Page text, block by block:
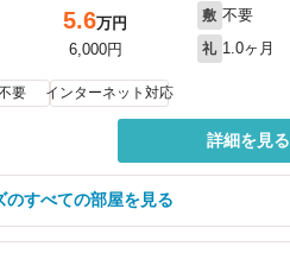
5.6万円
6,000円
敷 不要
礼 1.0ヶ月
要 インターネット対応
詳細を見る
のすべての部屋を見る